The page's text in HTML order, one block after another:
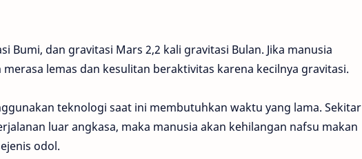
Bumi, dan gravitasi Mars 2,2 kali gravitasi Bulan. Jika manusia
lemas dan kesulitan beraktivitas karena kecilnya gravitasi.
teknologi saat ini membutuhkan waktu yang lama. Sekitar
luar angkasa, maka manusia akan kehilangan nafsu makan
odol.